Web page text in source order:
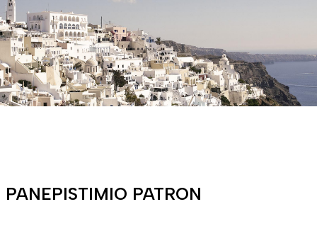
PANEPISTIMIO PATRON